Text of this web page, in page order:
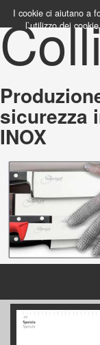
sicurezza
INOX
I cookie ci aiutano a
l`utilizzo dei